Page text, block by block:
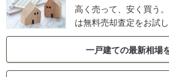
高く売って、安く買う
は無料売却査定をお試し
一戸建ての最新相場